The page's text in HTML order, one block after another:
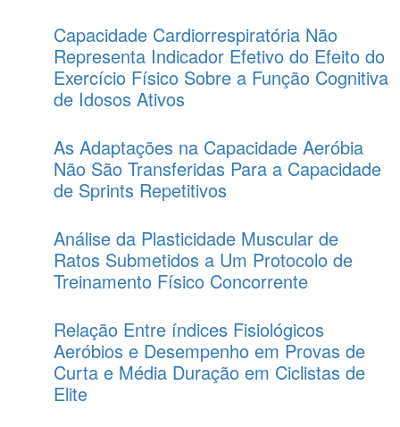
Capacidade Cardiorrespiratória Não
Representa Indicador Efetivo do Efeito do
Exercício Físico Sobre a Função Cognitiva
de Idosos Ativos
As Adaptações na Capacidade Aeróbia
Não São Transferidas Para a Capacidade
de Sprints Repetitivos
Análise da Plasticidade Muscular de
Ratos Submetidos a Um Protocolo de
Treinamento Físico Concorrente
Relação Entre índices Fisiológicos
Aeróbios e Desempenho em Provas de
Curta e Média Duração em Ciclistas de
Elite